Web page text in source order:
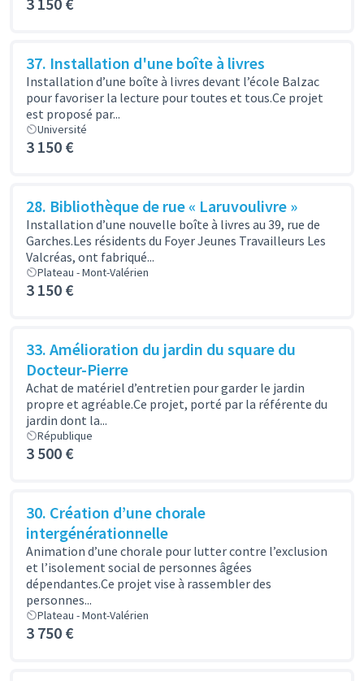
37. Installation d'une boîte à livres
Installation d’une boîte à livres devant l’école Balzac
pour favoriser la lecture pour toutes et tous.Ce projet
est proposé par...
Université
3 150 €
28. Bibliothèque de rue « Laruvoulivre »
Installation d’une nouvelle boîte à livres au 39, rue de
Garches.Les résidents du Foyer Jeunes Travailleurs Les
Valcréas, ont fabriqué...
Plateau - Mont-Valérien
3 150 €
33. Amélioration du jardin du square du
Docteur-Pierre
Achat de matériel d’entretien pour garder le jardin
propre et agréable.Ce projet, porté par la référente du
jardin dont la...
République
3 500 €
30. Création d’une chorale
intergénérationnelle
Animation d’une chorale pour lutter contre l’exclusion
et l’isolement social de personnes âgées
dépendantes.Ce projet vise à rassembler des
personnes...
Plateau - Mont-Valérien
3 750 €